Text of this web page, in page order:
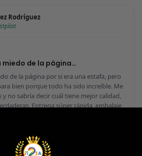
Rodríguez
de la página…
de la página por si era una estafa, pero
bien porque todo ha sido increíble. Me
no sabría decir cuál tiene mejor calidad,
Entrega súper rápida, embalaje
de los calcetines contentísima. Sin duda